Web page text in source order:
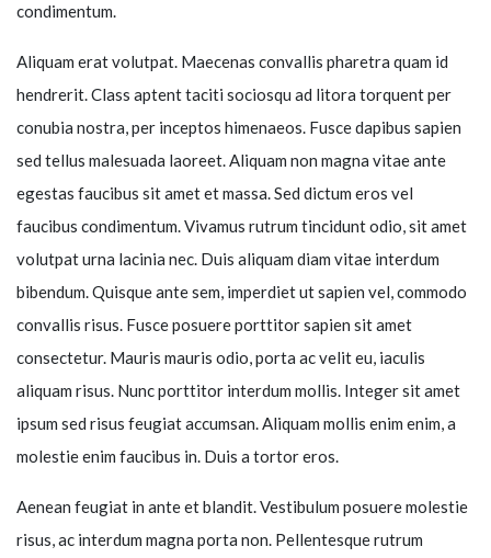
condimentum.
Aliquam erat volutpat. Maecenas convallis pharetra quam id
hendrerit. Class aptent taciti sociosqu ad litora torquent per
conubia nostra, per inceptos himenaeos. Fusce dapibus sapien
sed tellus malesuada laoreet. Aliquam non magna vitae ante
egestas faucibus sit amet et massa. Sed dictum eros vel
faucibus condimentum. Vivamus rutrum tincidunt odio, sit amet
volutpat urna lacinia nec. Duis aliquam diam vitae interdum
bibendum. Quisque ante sem, imperdiet ut sapien vel, commodo
convallis risus. Fusce posuere porttitor sapien sit amet
consectetur. Mauris mauris odio, porta ac velit eu, iaculis
aliquam risus. Nunc porttitor interdum mollis. Integer sit amet
ipsum sed risus feugiat accumsan. Aliquam mollis enim enim, a
molestie enim faucibus in. Duis a tortor eros.
Aenean feugiat in ante et blandit. Vestibulum posuere molestie
risus, ac interdum magna porta non. Pellentesque rutrum